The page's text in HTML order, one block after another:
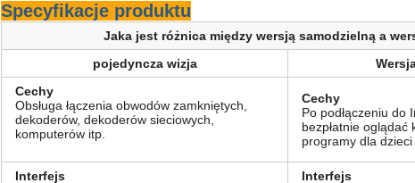
Specyfikacje produktu
Jaka jest różnica między wersją samodzielną a
pojedyncza wizja
Cechy
Obsługa łączenia obwodów zamkniętych,
dekoderów, dekoderów sieciowych,
komputerów itp.
Cechy
Po podłączeniu do
bezpłatnie oglądać
programy dla dzieci
Interfejs
Interfejs